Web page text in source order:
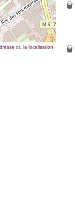
ou la localisation